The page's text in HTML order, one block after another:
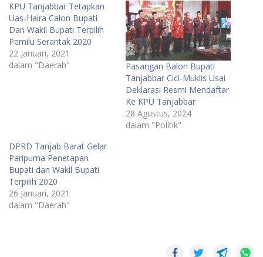
KPU Tanjabbar Tetapkan
Uas-Haira Calon Bupati
Dan Wakil Bupati Terpilih
Pemilu Serantak 2020
22 Januari, 2021
dalam "Daerah"
Pasangan Balon Bupati
Tanjabbar Cici-Muklis Usai
Deklarasi Resmi Mendaftar
Ke KPU Tanjabbar
28 Agustus, 2024
dalam "Politik"
DPRD Tanjab Barat Gelar
Paripurna Penetapan
Bupati dan Wakil Bupati
Terpilih 2020
26 Januari, 2021
dalam "Daerah"